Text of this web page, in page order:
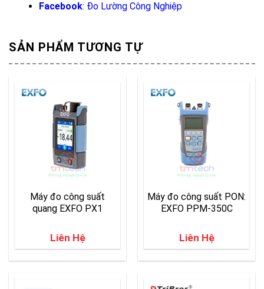
Facebook: Đo Lường Công Nghiệp
SẢN PHẨM TƯƠNG TỰ
Máy đo công suất
quang EXFO PX1
Liên Hệ
Máy đo công suất PON:
EXFO PPM-350C
Liên Hệ